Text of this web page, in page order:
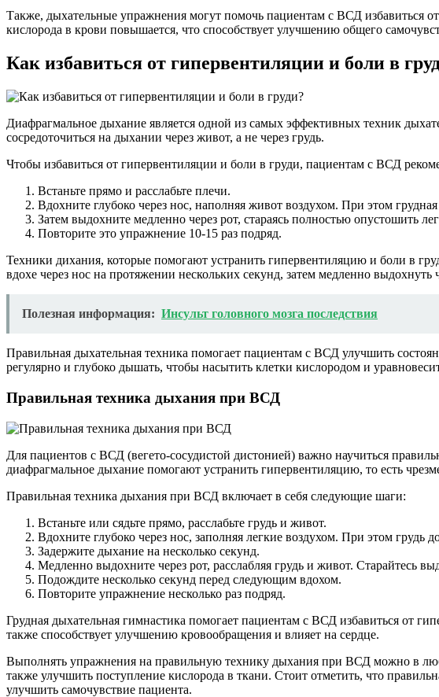
Также, дыхательные упражнения могут помочь пациентам с ВСД избавиться
кислорода в крови повышается, что способствует улучшению общего
Как избавиться от гипервентиляции и боли в
Диафрагмальное дыхание является одной из самых эффективных техник
сосредоточиться на дыхании через живот, а не через грудь.
Чтобы избавиться от гипервентиляции и боли в груди, пациентам с ВСД
Встаньте прямо и расслабьте плечи.
Вдохните глубоко через нос, наполняя живот воздухом. При этом
Затем выдохните медленно через рот, стараясь полностью опустошить
Повторите это упражнение 10-15 раз подряд.
Техники дихания, которые помогают устранить гипервентиляцию и боли в
вдохе через нос на протяжении нескольких секунд, затем медленно выдохнуть
Полезная информация: Инсульт головного мозга последствия
Правильная дыхательная техника помогает пациентам с ВСД улучшить
регулярно и глубоко дышать, чтобы насытить клетки кислородом и
Правильная техника дыхания при ВСД
Для пациентов с ВСД (вегето-сосудистой дистонией) важно научиться
диафрагмальное дыхание помогают устранить гипервентиляцию, то есть
Правильная техника дыхания при ВСД включает в себя следующие шаги:
Встаньте или сядьте прямо, расслабьте грудь и живот.
Вдохните глубоко через нос, заполняя легкие воздухом. При этом
Задержите дыхание на несколько секунд.
Медленно выдохните через рот, расслабляя грудь и живот. Старайтесь
Подождите несколько секунд перед следующим вдохом.
Повторите упражнение несколько раз подряд.
Грудная дыхательная гимнастика помогает пациентам с ВСД избавиться от
также способствует улучшению кровообращения и влияет на сердце.
Выполнять упражнения на правильную технику дыхания при ВСД можно в
также улучшить поступление кислорода в ткани. Стоит отметить, что
улучшить самочувствие пациента.